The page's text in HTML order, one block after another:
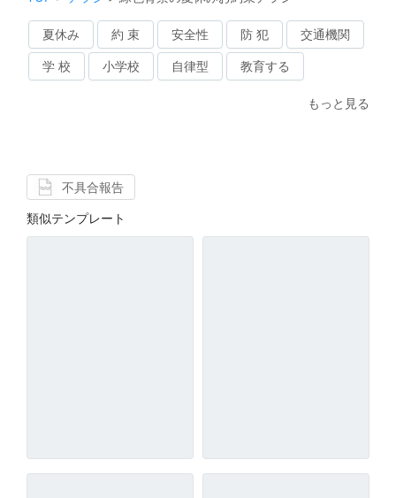
夏休み 約 束 安全性 防 犯 交通機関
学 校 小学校 自律型 教育する
もっと見る
不具合報告
類似テンプレート